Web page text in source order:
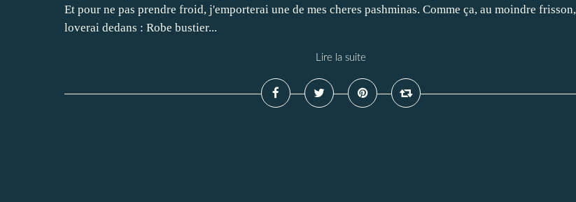
Et pour ne pas prendre froid, j'emporterai une de mes cheres pashminas. Comme ça, au moindre
loverai dedans : Robe bustier...
Lire la suite